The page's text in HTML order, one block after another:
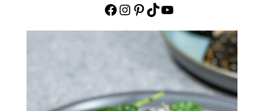
Facebook
Instagram
Pinterest
TikTok
YouTube